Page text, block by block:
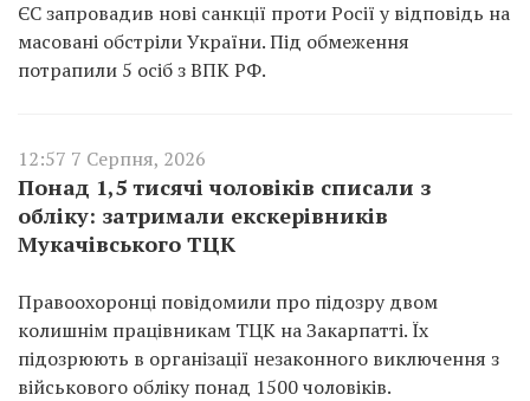
ЄС запровадив нові санкції проти Росії у відповідь на
масовані обстріли України. Під обмеження
потрапили 5 осіб з ВПК РФ.
12:57 7 Серпня, 2026
Понад 1,5 тисячі чоловіків списали з
обліку: затримали екскерівників
Мукачівського ТЦК
Правоохоронці повідомили про підозру двом
колишнім працівникам ТЦК на Закарпатті. Їх
підозрюють в організації незаконного виключення з
військового обліку понад 1500 чоловіків.